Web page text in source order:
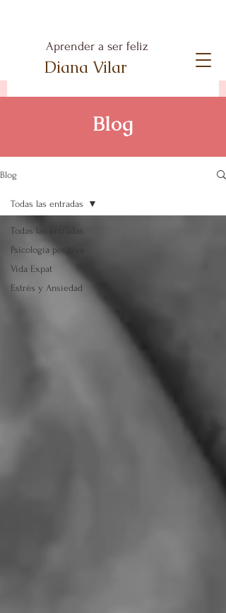
Aprender a ser feliz
Diana Vilar
Blog
Blog
Todas las entradas
Psicología positiva
Vida Expat
Estrés y Ansiedad
Todas las entradas